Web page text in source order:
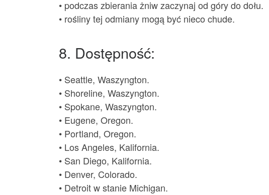
• podczas zbierania żniw zaczynaj od góry do dołu.
• rośliny tej odmiany mogą być nieco chude.
8. Dostępność:
• Seattle, Waszyngton.
• Shoreline, Waszyngton.
• Spokane, Waszyngton.
• Eugene, Oregon.
• Portland, Oregon.
• Los Angeles, Kalifornia.
• San Diego, Kalifornia.
• Denver, Colorado.
• Detroit w stanie Michigan.